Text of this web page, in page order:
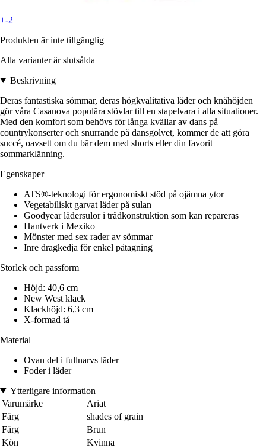
+-2
Produkten är inte tillgänglig
Alla varianter är slutsålda
Beskrivning
Deras fantastiska sömmar, deras högkvalitativa läder och knähöjden
gör våra Casanova populära stövlar till en stapelvara i alla situationer.
Med den komfort som behövs för långa kvällar av dans på
countrykonserter och snurrande på dansgolvet, kommer de att göra
succé, oavsett om du bär dem med shorts eller din favorit
sommarklänning.
Egenskaper
ATS®-teknologi för ergonomiskt stöd på ojämna ytor
Vegetabiliskt garvat läder på sulan
Goodyear lädersulor i trådkonstruktion som kan repareras
Hantverk i Mexiko
Mönster med sex rader av sömmar
Inre dragkedja för enkel påtagning
Storlek och passform
Höjd: 40,6 cm
New West klack
Klackhöjd: 6,3 cm
X-formad tå
Material
Ovan del i fullnarvs läder
Foder i läder
Ytterligare information
Varumärke
Ariat
Färg
shades of grain
Färg
Brun
Kön
Kvinna